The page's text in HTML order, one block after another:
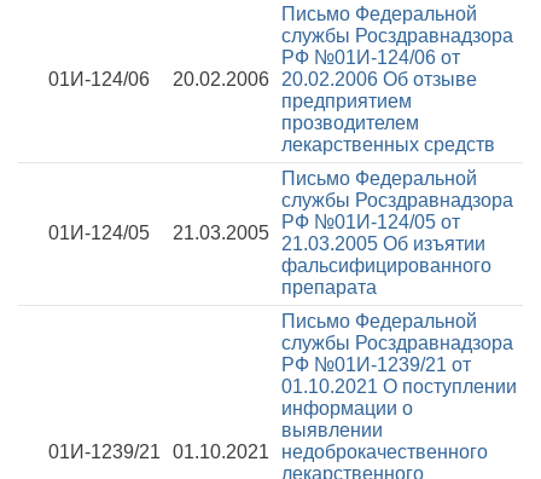
01И-124/06 20.02.2006
Письмо Федеральной
службы Росздравнадзора
РФ №01И-124/06 от
20.02.2006 Об отзыве
предприятием
прозводителем
лекарственных средств
01И-124/05 21.03.2005
Письмо Федеральной
службы Росздравнадзора
РФ №01И-124/05 от
21.03.2005 Об изъятии
фальсифицированного
препарата
01И-1239/21 01.10.2021
Письмо Федеральной
службы Росздравнадзора
РФ №01И-1239/21 от
01.10.2021 О поступлении
информации о
выявлении
недоброкачественного
лекарственного